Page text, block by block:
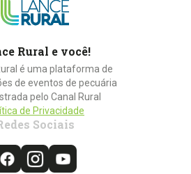
Rural e você!
é uma plataforma de
de eventos de pecuária
pelo Canal Rural
de Privacidade
Sociais